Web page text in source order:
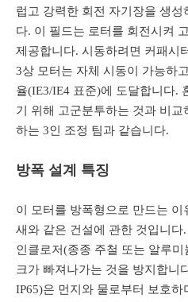
럽고 강력한 회전 자기장을 생성
다. 이 필드는 로터를 회전시켜
제공합니다. 시동하려면 커패시
3상 모터는 자체 시동이 가능하
율(IE3/IE4 표준)에 도달합니다.
기 위해 고군분투하는 것과 비
하는 3인 조정 팀과 같습니다.
방폭 설계 특징
이 모터를 방폭형으로 만드는 이
새와 같은 건설에 관한 것입니다
인클로저(종종 주철 또는 알루
크가 빠져나가는 것을 방지합니
IP65)은 먼지와 물로부터 보호하